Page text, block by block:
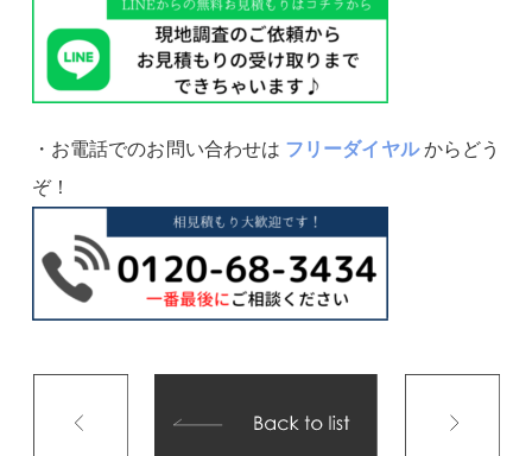
・お電話でのお問い合わせは フリーダイヤルからどう
ぞ！